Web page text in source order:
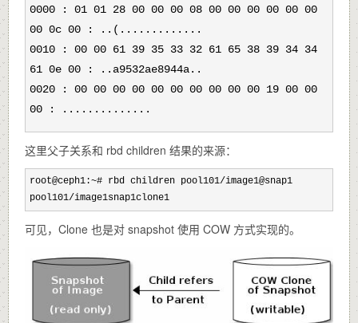
0000 : 01 01 28 00 00 00 08 00 00 00 00 00 00
00 0c 00 : ..(.............
0010 : 00 00 61 39 35 33 32 61 65 38 39 34 34
61 0e 00 : ..a9532ae8944a..
0020 : 00 00 00 00 00 00 00 00 00 00 19 00 00
00 : ..............
这里父子关系和 rbd children 结果的来源：
root@ceph1:~# rbd children pool101/image1@snap1
pool101/image1snap1clone1
可见，Clone 也是对 snapshot 使用 COW 方式实现的。